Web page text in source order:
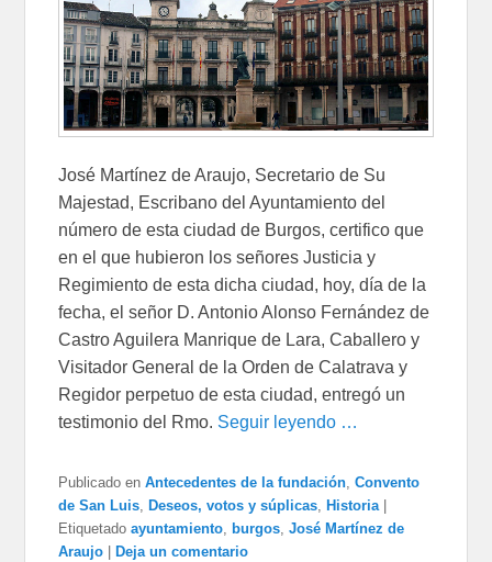
José Martínez de Araujo, Secretario de Su
Majestad, Escribano del Ayuntamiento del
número de esta ciudad de Burgos, certifico que
en el que hubieron los señores Justicia y
Regimiento de esta dicha ciudad, hoy, día de la
fecha, el señor D. Antonio Alonso Fernández de
Castro Aguilera Manrique de Lara, Caballero y
Visitador General de la Orden de Calatrava y
Regidor perpetuo de esta ciudad, entregó un
testimonio del Rmo. Seguir leyendo …
Publicado en Antecedentes de la fundación,Convento
de San Luis, Deseos, votos y súplicas, Historia
Etiquetado ayuntamiento, burgos,José Martínez de
Araujo
Deja un comentario